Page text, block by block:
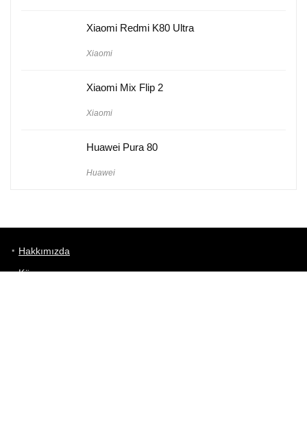
Xiaomi Redmi K80 Ultra
Xiaomi
Xiaomi Mix Flip 2
Xiaomi
Huawei Pura 80
Huawei
Hakkımızda
Künye